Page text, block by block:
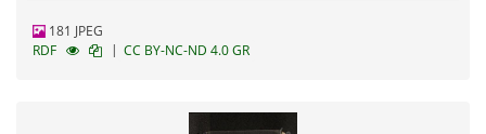
181 JPEG
RDF
| CC BY-NC-ND 4.0 GR